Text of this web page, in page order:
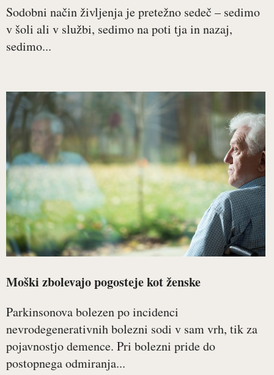
Sodobni način življenja je pretežno sedeč – sedimo
v šoli ali v službi, sedimo na poti tja in nazaj,
sedimo...
Moški zbolevajo pogosteje kot ženske
Parkinsonova bolezen po incidenci
nevrodegenerativnih bolezni sodi v sam vrh, tik za
pojavnostjo demence. Pri bolezni pride do
postopnega odmiranja...